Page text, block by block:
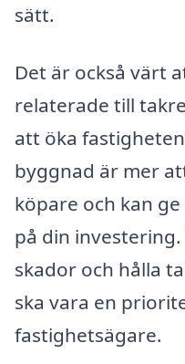
sätt.
Det är också värt
relaterade till
att öka
byggnad är mer
köpare och kan
på din
skador och hålla
ska vara en
fastighetsägare.